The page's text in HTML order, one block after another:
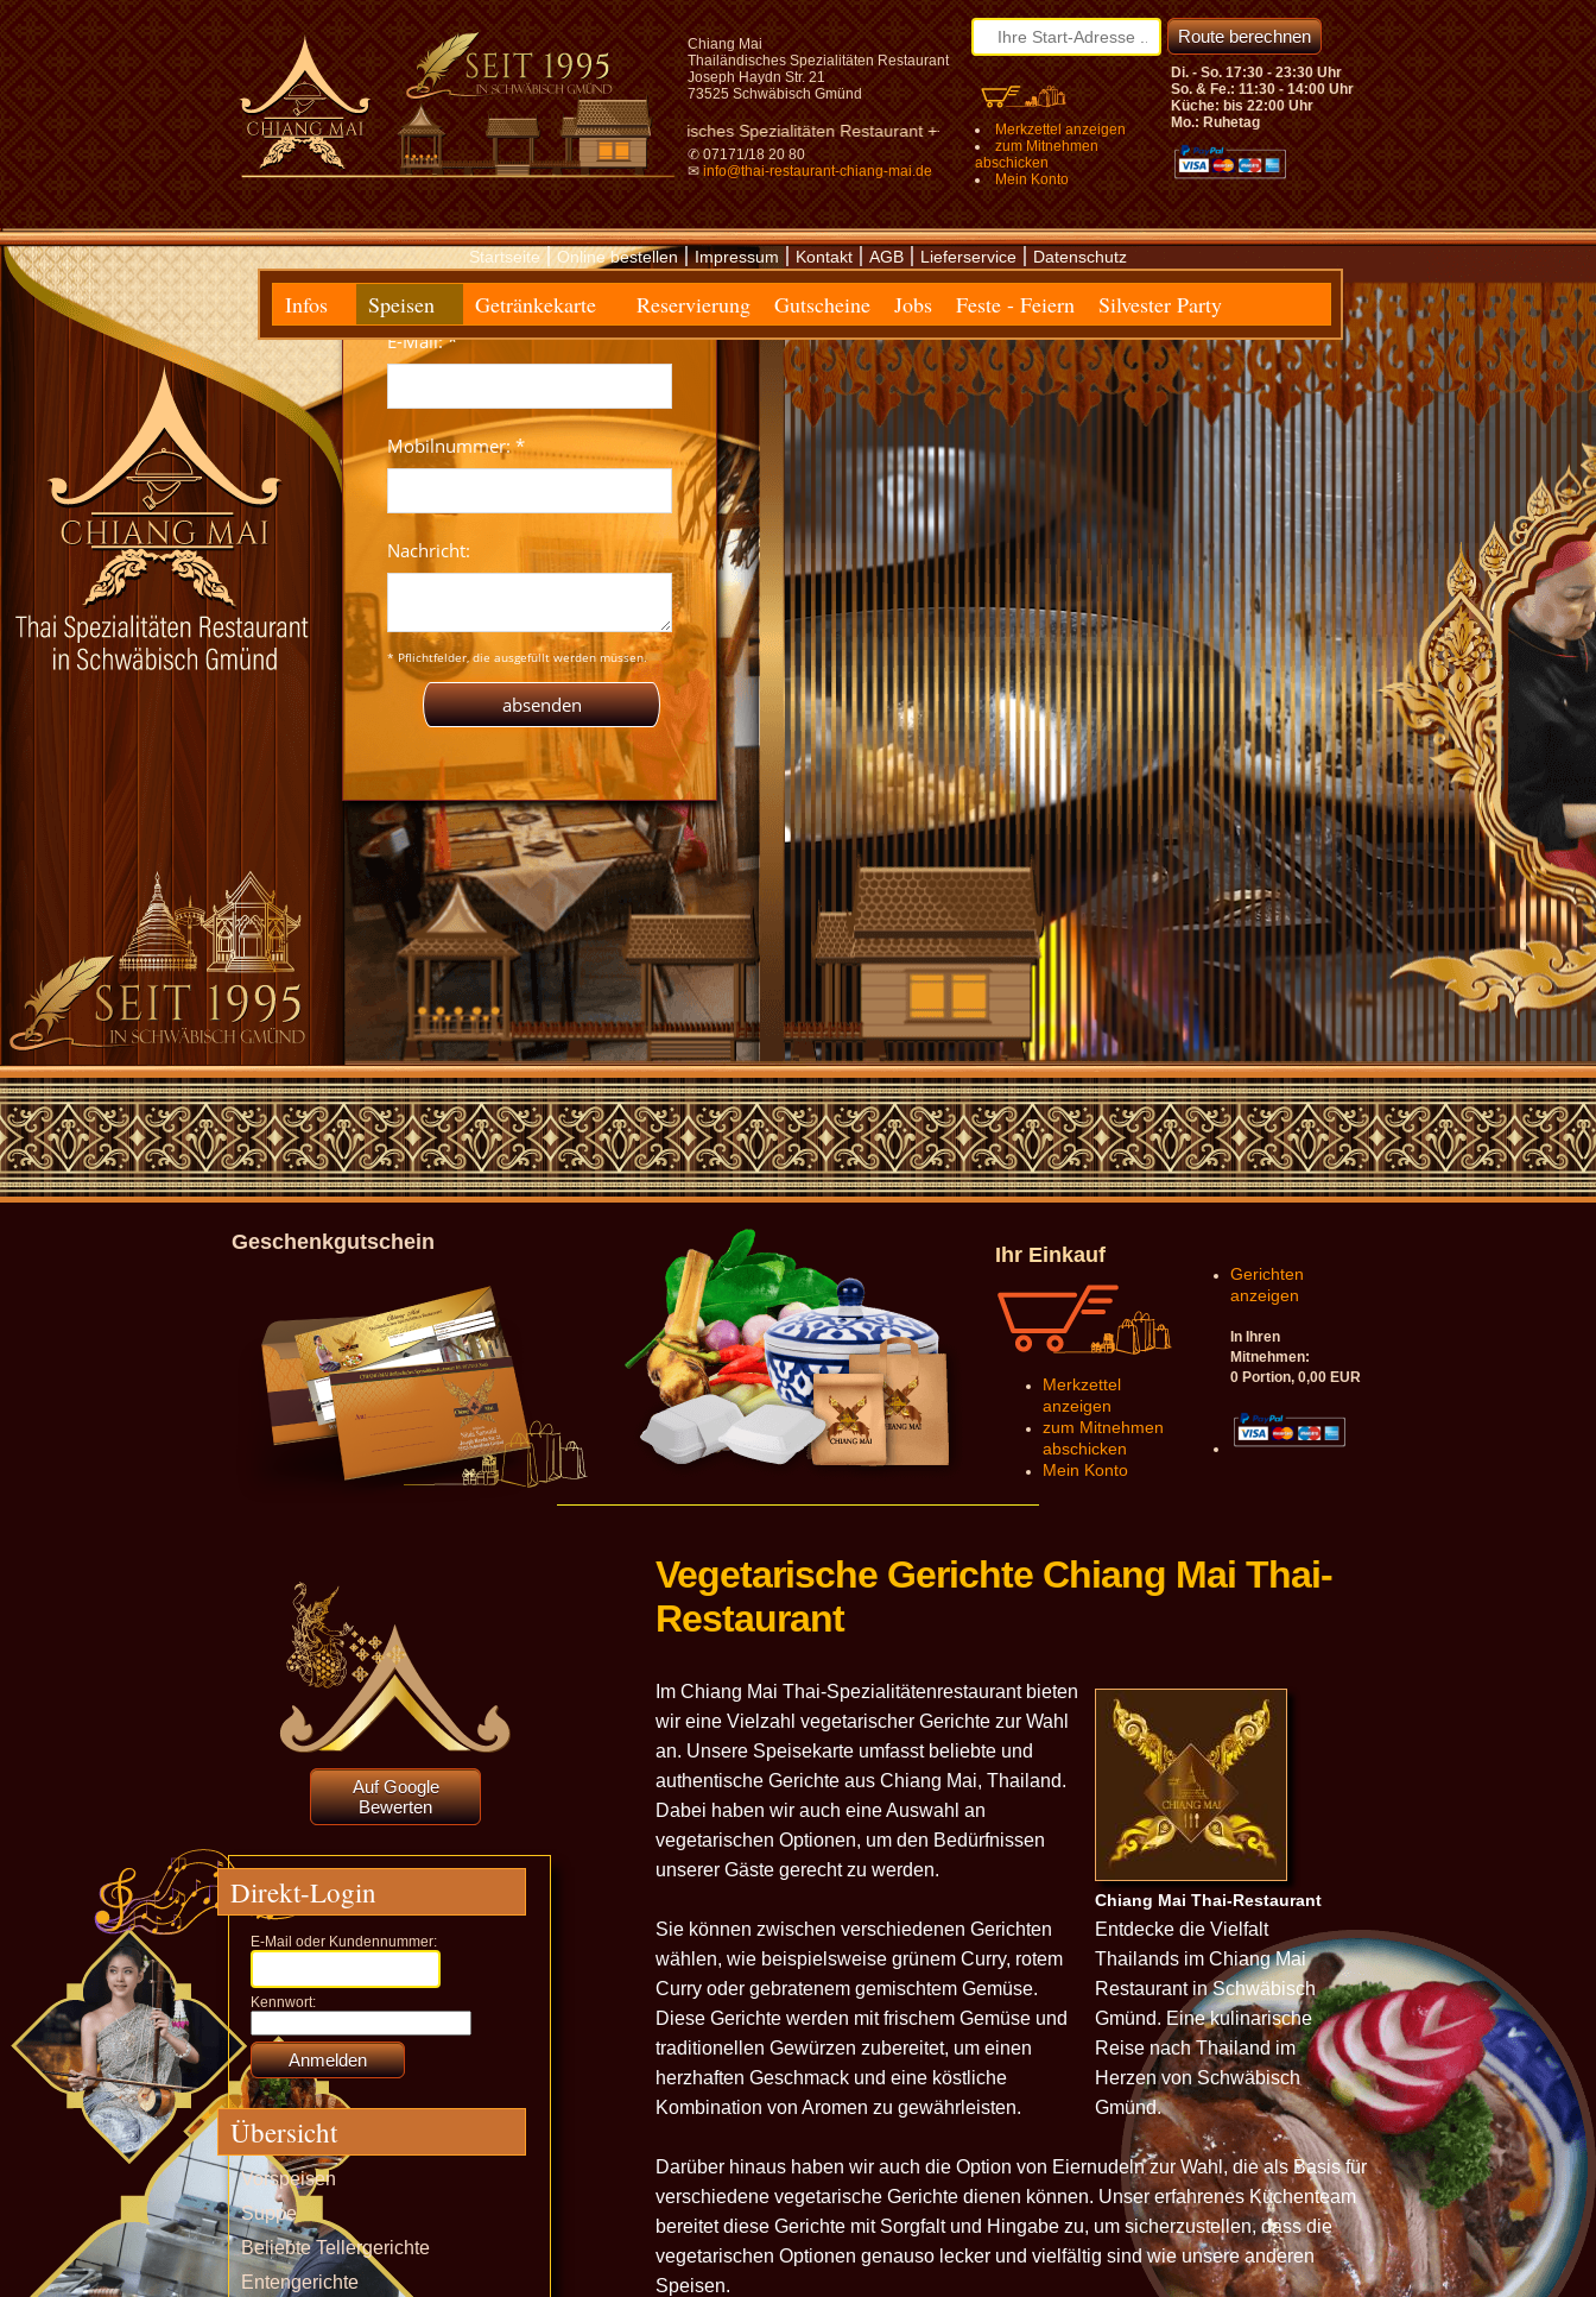
Chiang Mai
Thailändisches Spezialitäten Restaurant
Joseph Haydn Str. 21
73525 Schwäbisch Gmünd
Willkommen im Chiang Mai Thailaändisches Spezialitäten Restaurant +++ in Schwäbisch Gmünd +++ Schwäbisch Gmünd +++ Kulinarische Reise ins Land des Lächelns
✆ 07171/18 20 80
✉info@thai-restaurant-chiang-mai.de
Merkzettel anzeigen
zum Mitnehmen
abschicken
Mein Konto
Di. - So. 17:30 - 23:30 Uhr
So. & Fe.: 11:30 - 14:00 Uhr
Küche: bis 22:00 Uhr
Mo.: Ruhetag
Startseite|Online bestellen|Impressum|Kontakt|AGB|Lieferservice|Datenschutz
Infos Speisen Getränkekarte Reservierung Gutscheine Jobs Feste - Feiern Silvester Party
Geschenkgutschein
Ihr Einkauf
Merkzettel
anzeigen
zum Mitnehmen
abschicken
Mein Konto
Gerichten
anzeigen
In Ihren
Mitnehmen:
0 Portion, 0,00 EUR
Vegetarische Gerichte Chiang Mai Thai-
Restaurant
Chiang Mai Thai-Restaurant
Entdecke die Vielfalt
Thailands im Chiang Mai
Restaurant in Schwäbisch
Gmünd. Eine kulinarische
Reise nach Thailand im
Herzen von Schwäbisch
Gmünd.
Im Chiang Mai Thai-Spezialitätenrestaurant bieten
wir eine Vielzahl vegetarischer Gerichte zur Wahl
an. Unsere Speisekarte umfasst beliebte und
authentische Gerichte aus Chiang Mai, Thailand.
Dabei haben wir auch eine Auswahl an
vegetarischen Optionen, um den Bedürfnissen
unserer Gäste gerecht zu werden.
Sie können zwischen verschiedenen Gerichten
wählen, wie beispielsweise grünem Curry, rotem
Curry oder gebratenem gemischtem Gemüse.
Diese Gerichte werden mit frischem Gemüse und
traditionellen Gewürzen zubereitet, um einen
herzhaften Geschmack und eine köstliche
Kombination von Aromen zu gewährleisten.
Darüber hinaus haben wir auch die Option von Eiernudeln zur Wahl, die als Basis für
verschiedene vegetarische Gerichte dienen können. Unser erfahrenes Küchenteam
bereitet diese Gerichte mit Sorgfalt und Hingabe zu, um sicherzustellen, dass die
vegetarischen Optionen genauso lecker und vielfältig sind wie unsere anderen
Speisen.
Auf Google
Bewerten
Direkt-Login
E-Mail oder Kundennummer:
Kennwort:
Übersicht
Vorspeisen
Suppe
Beliebte Tellergerichte
Entengerichte